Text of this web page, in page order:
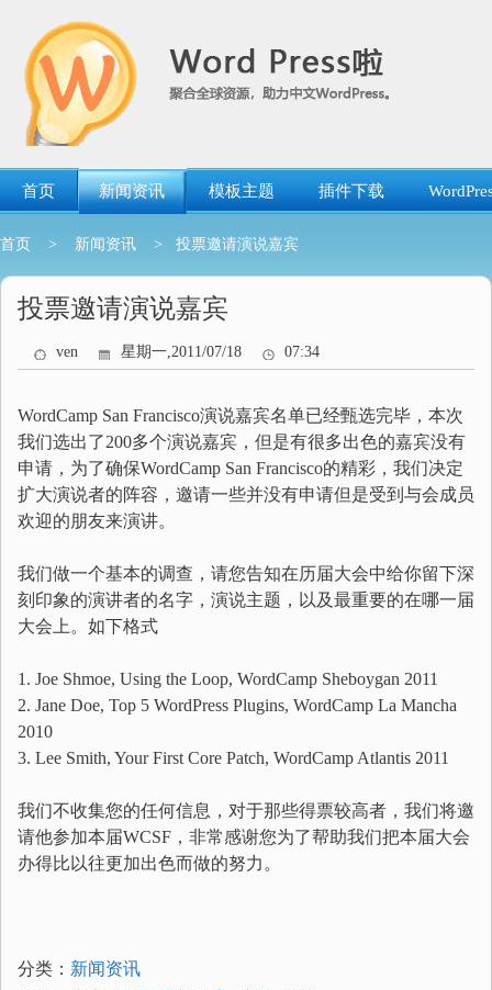
首页 新闻资讯 模板主题 插件下载
首页 > 新闻资讯 > 投票邀请演说嘉宾
投票邀请演说嘉宾
ven 星期一,2011/07/18 07:34
WordCamp San Francisco演说嘉宾名单已经甄选完毕，本次
我们选出了200多个演说嘉宾，但是有很多出色的嘉宾没有
申请，为了确保WordCamp San Francisco的精彩，我们决定
扩大演说者的阵容，邀请一些并没有申请但是受到与会成员
欢迎的朋友来演讲。
我们做一个基本的调查，请您告知在历届大会中给你留下深
刻印象的演讲者的名字，演说主题，以及最重要的在哪一届
大会上。如下格式
1. Joe Shmoe, Using the Loop, WordCamp Sheboygan 2011
2. Jane Doe, Top 5 WordPress Plugins, WordCamp La Mancha
2010
3. Lee Smith, Your First Core Patch, WordCamp Atlantis 2011
我们不收集您的任何信息，对于那些得票较高者，我们将邀
请他参加本届WCSF，非常感谢您为了帮助我们把本届大会
办得比以往更加出色而做的努力。
分类： 新闻资讯